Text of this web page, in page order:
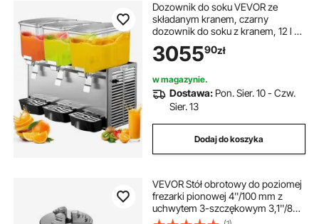
Dozownik do soku VEVOR ze
składanym kranem, czarny
dozownik do soku z kranem, 12 l x
3 dozownik do soku
305590zł
w magazynie.
Dostawa: Pon. Sier. 10 - Czw.
Sier. 13
Dodaj do koszyka
VEVOR Stół obrotowy do poziomej
frezarki pionowej 4''/100 mm z
uchwytem 3-szczękowym 3,1''/80
mm i nakrętkami M10 do narzędzi